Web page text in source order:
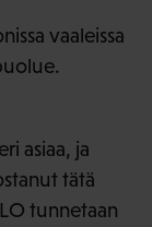
vaaleissa
asiaa, ja
tätä
tunnetaan